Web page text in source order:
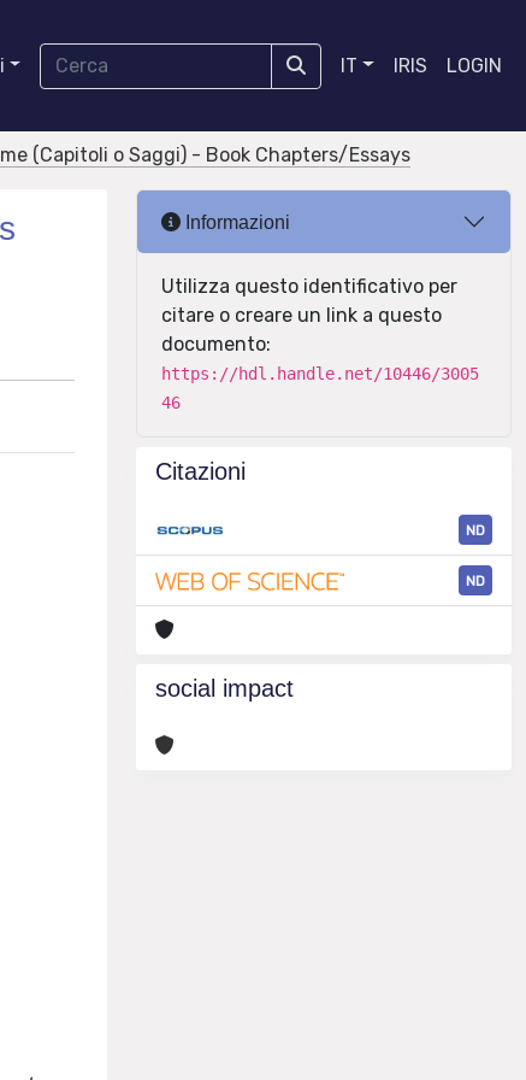
IT IRIS LOGIN
(Capitoli o Saggi) - Book Chapters/Essays
Informazioni
Utilizza questo identificativo per
citare o creare un link a questo
documento:
https://hdl.handle.net/10446/3005
46
Citazioni
ND
ND
social impact